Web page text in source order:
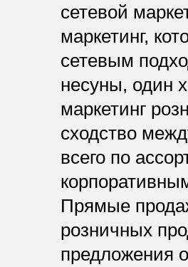
сетевой
маркетинг,
сетевым
несуны, один
маркетинг
сходство
всего по
Прямые
розничных
предложения